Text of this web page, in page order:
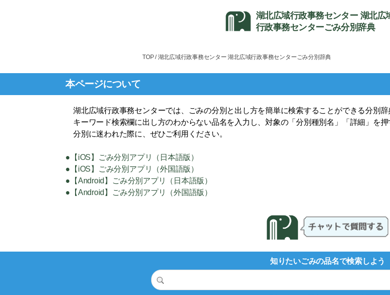
湖北広域行政事務センター 湖北広
行政事務センターごみ分別辞典
TOP / 湖北広域行政事務センター 湖北広域行政事務センターごみ分別辞典
本ページについて
湖北広域行政事務センターでは、ごみの分別と出し方を簡単に検索することができる分別辞
キーワード検索欄に出し方のわからない品名を入力し、対象の「分別種別名」「詳細」を押
分別に迷われた際に、ぜひご利用ください。
●【iOS】ごみ分別アプリ（日本語版）
●【iOS】ごみ分別アプリ（外国語版）
●【Android】ごみ分別アプリ（日本語版）
●【Android】ごみ分別アプリ（外国語版）
知りたいごみの品名で検索しよう